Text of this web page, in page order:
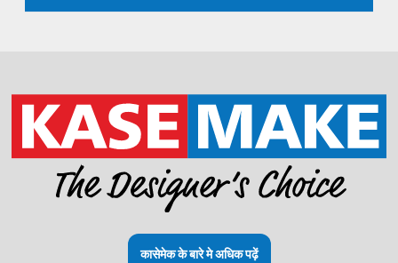
कासेमेक के बारे मे अधिक पढ़ें